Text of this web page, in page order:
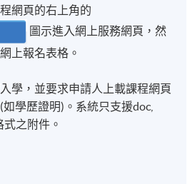
1:00pm
程小組的最終決定為準，並會
網頁的右上角的
圖示進入網上服務網頁，然
上報名表格。
學，並要求申請人上載課程網頁
學歷證明)。系統只支援doc,
式之附件。